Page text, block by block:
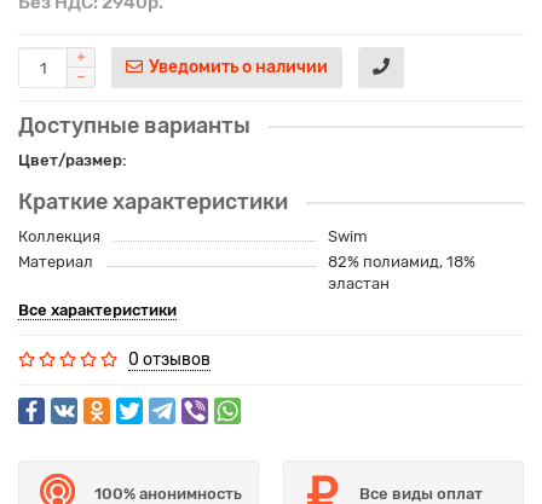
Уведомить о наличии
Доступные варианты
Цвет/размер:
Краткие характеристики
Коллекция
Swim
Материал
82% полиамид, 18%
эластан
Все характеристики
0 отзывов
100% анонимность Все виды оплат